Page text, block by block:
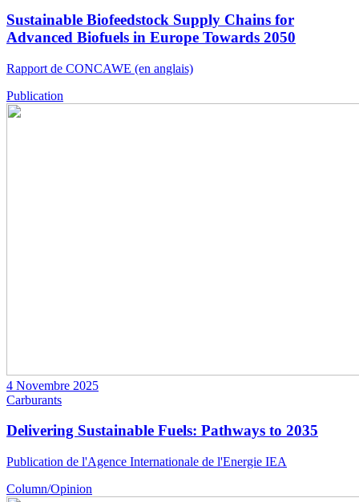
Sustainable Biofeedstock Supply Chains for
Advanced Biofuels in Europe Towards 2050
Rapport de CONCAWE (en anglais)
Publication
4 Novembre 2025
Carburants
Delivering Sustainable Fuels: Pathways to 2035
Publication de l'Agence Internationale de l'Energie IEA
Column/Opinion